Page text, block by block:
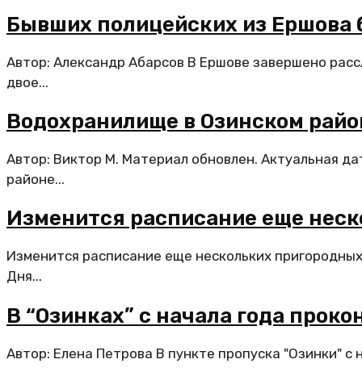
Бывших полицейских из Ершова
Автор: Александр Абарсов В Ершове завершено
двое...
Водохранилище в Озинском
Автор: Виктор М. Материал обновлен. Актуальная
районе...
Изменится расписание еще
Изменится расписание еще нескольких
Дня...
В “Озинках” с начала года
Автор: Елена Петрова В пункте пропуска "Озинки"